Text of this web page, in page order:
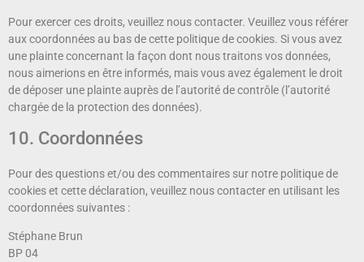
Pour exercer ces droits, veuillez nous contacter. Veuillez vous référer
aux coordonnées au bas de cette politique de cookies. Si vous avez
une plainte concernant la façon dont nous traitons vos données,
nous aimerions en être informés, mais vous avez également le droit
de déposer une plainte auprès de l’autorité de contrôle (l’autorité
chargée de la protection des données).
10. Coordonnées
Pour des questions et/ou des commentaires sur notre politique de
cookies et cette déclaration, veuillez nous contacter en utilisant les
coordonnées suivantes :
Stéphane Brun
BP 04